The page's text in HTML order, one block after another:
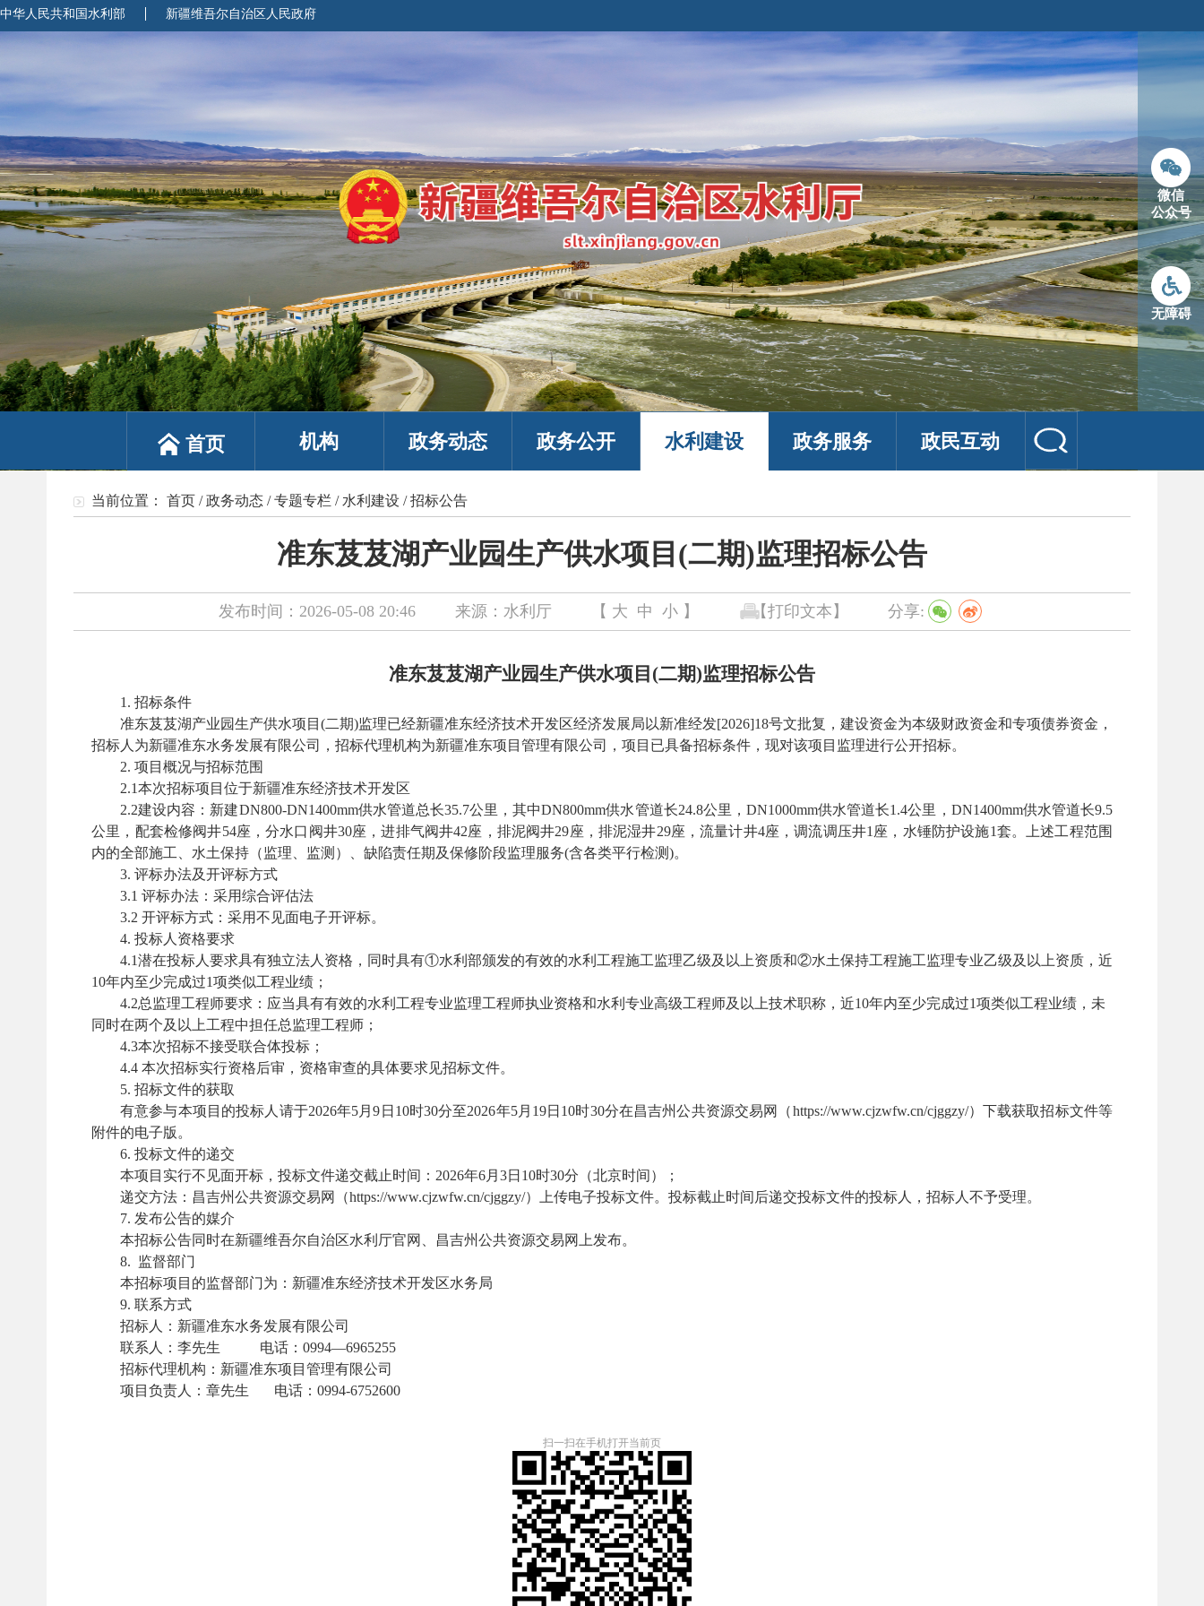
中华人民共和国水利部 新疆维吾尔自治区人民政府
首页 机构 政务动态 政务公开 水利建设 政务服务 政民互动
微信
公众号
无障碍
当前位置： 首页 /政务动态 /专题专栏 / 水利建设 /招标公告
准东芨芨湖产业园生产供水项目(二期)监理招标公告
发布时间：2026-05-08 20:46 来源：水利厅 【 大 中 小 】 【打印文本】 分享:
准东芨芨湖产业园生产供水项目 (二期)监理招标公告
1. 招标条件
准东芨芨湖产业园生产供水项目 (二期)监理已经新疆准东经济技术开发区经济发展局以新准经发[2026]18号文批复，建设资金为本级财政资金和专项债券资金，
招标人为新疆准东水务发展有限公司，招标代理机构为新疆准东项目管理有限公司，项目已具备招标条件，现对该项目监理进行公开招标。
2. 项目概况与招标范围
2.1本次招标项目位于新疆准东经济技术开发区
2.2建设内容：新建DN800-DN1400mm供水管道总长35.7公里，其中DN800mm供水管道长24.8公里，DN1000mm供水管道长1.4公里，DN1400mm供水管道长9.5
公里，配套检修阀井54座，分水口阀井30座，进排气阀井42座，排泥阀井29座，排泥湿井29座，流量计井4座，调流调压井1座，水锤防护设施1套。上述工程范围
内的全部施工、水土保持（监理、监测）、缺陷责任期及保修阶段监理服务(含各类平行检测)。
3. 评标办法及开评标方式
3.1 评标办法：采用综合评估法
3.2 开评标方式：采用不见面电子开评标。
4. 投标人资格要求
4.1潜在投标人要求具有独立法人资格，同时具有①水利部颁发的有效的水利工程施工监理乙级及以上资质和②水土保持工程施工监理专业乙级及以上资质，近
10年内至少完成过1项类似工程业绩；
4.2总监理工程师要求：应当具有有效的水利工程专业监理工程师执业资格和水利专业高级工程师及以上技术职称，近10年内至少完成过1项类似工程业绩，未
同时在两个及以上工程中担任总监理工程师；
4.3本次招标不接受联合体投标；
4.4 本次招标实行资格后审，资格审查的具体要求见招标文件。
5. 招标文件的获取
有意参与本项目的投标人请于2026年5月9日10时30分至2026年5月19日10时30分在昌吉州公共资源交易网（https://www.cjzwfw.cn/cjggzy/）下载获取招标文件等
附件的电子版。
6. 投标文件的递交
本项目实行不见面开标，投标文件递交截止时间： 2026年6月3日10时30分（北京时间）；
递交方法：昌吉州公共资源交易网（https://www.cjzwfw.cn/cjggzy/）上传电子投标文件。投标截止时间后递交投标文件的投标人，招标人不予受理。
7. 发布公告的媒介
本招标公告同时在新疆维吾尔自治区水利厅官网、昌吉州公共资源交易网上发布。
8. 监督部门
本招标项目的监督部门为：新疆准东经济技术开发区水务局
9. 联系方式
招标人：新疆准东水务发展有限公司
联系人：李先生
电话：0994—6965255
招标代理机构：新疆准东项目管理有限公司
项目负责人：章先生
电话：0994-6752600
扫一扫在手机打开当前页